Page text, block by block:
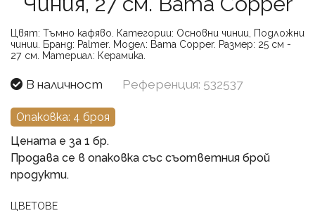
Цвят: Тъмно кафяво. Категории: Основни чинии, Подложни
чинии. Бранд: Palmer. Модел: Bama Copper. Размер: 25 см -
27 см. Материал: Керамика.
В наличност Референция: 532537
Опаковка: 4 броя
Цената е за 1 бр.
Продава се в опаковка със съответния брой
продукти.
ЦВЕТОВЕ